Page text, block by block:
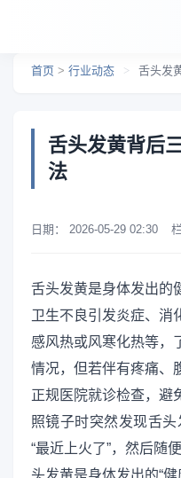
首页 > 行业动态 > 舌头发
舌头发黄背后
法
日期： 2026-05-29 02:30
舌头发黄是身体发出的
卫生不良引发炎症、消
感风热或风寒化热等，
情况，但若伴有疼痛、
正规医院就诊检查，避
照镜子时突然发现舌
“最近上火了”，然后随
头发黄是身体发出的“